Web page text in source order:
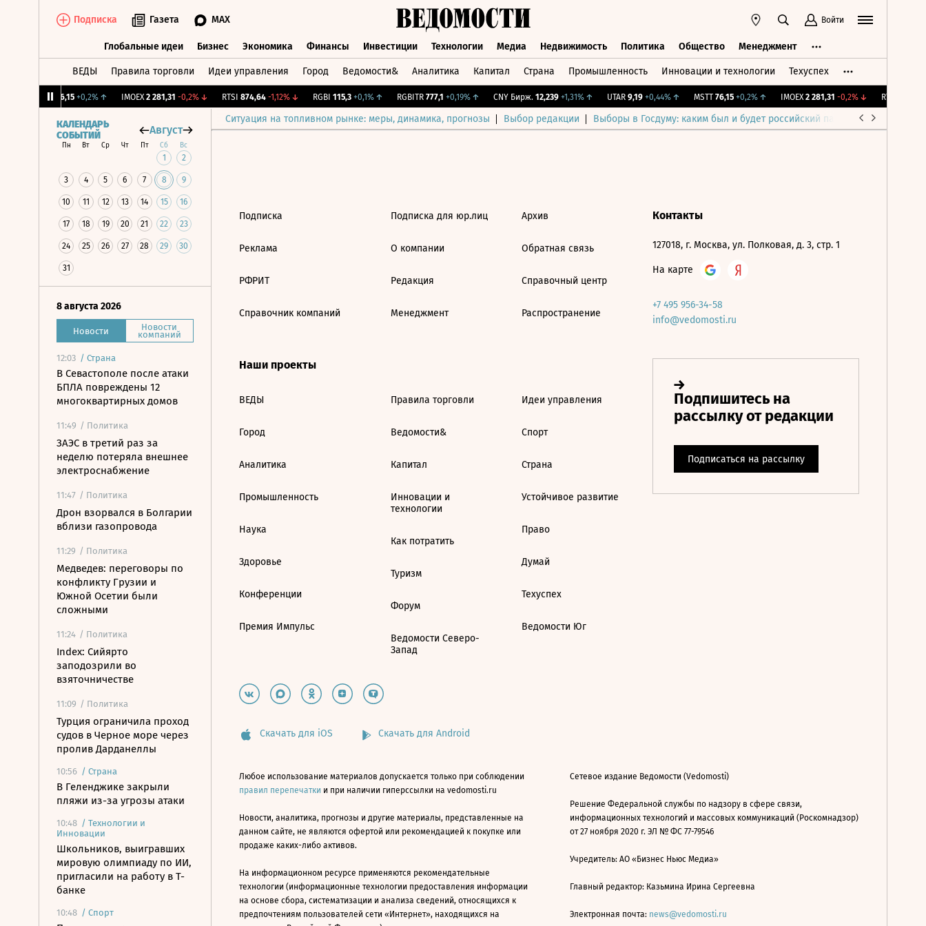
Подписка Газета MAX Войти
Глобальные идеи Бизнес Экономика Финансы Инвестиции Технологии Медиа Недвижимость Политика Общество Менеджмент
ВЕДЫ Правила торговли Идеи управления Город Ведомости& Аналитика Капитал Страна Промышленность Инновации и технологии Техуспех
76,15 +0,2%↑ IMOEX 2 281,31 -0,2%↓ RTSI 874,64 -1,12%↓ RGBI 115,3 +0,1%↑ RGBITR 777,1 +0,19%↑ CNY Бирж. 12,239 +1,31%↑ UTAR 9,19 +0,44%↑ MSTT 76,15 +0,2%↑ IMOEX 2 281,31 -0,2%↓ RTSI
Ситуация на топливном рынке: меры, динамика, прогнозы Выбор редакции Выборы в Госдуму: каким был и будет российский парламент
КАЛЕНДАРЬ
СОБЫТИЙ
Август
Пн Вт Ср Чт Пт Сб Вс
1 2
3 4 5 6 7 8 9
10 11 12 13 14 15 16
17 18 19 20 21 22 23
24 25 26 27 28 29 30
31
8 августа 2026
Новости Новости
компаний
12:03 / Страна
В Севастополе после атаки
БПЛА повреждены 12
многоквартирных домов
11:49 / Политика
ЗАЭС в третий раз за
неделю потеряла внешнее
электроснабжение
11:47 / Политика
Дрон взорвался в Болгарии
вблизи газопровода
11:29 / Политика
Медведев: переговоры по
конфликту Грузии и
Южной Осетии были
сложными
11:24 / Политика
Index: Сийярто
заподозрили во
взяточничестве
11:09 / Политика
Турция ограничила проход
судов в Черное море через
пролив Дарданеллы
10:56 / Страна
В Геленджике закрыли
пляжи из-за угрозы атаки
10:48 / Технологии и
Инновации
Школьников, выигравших
мировую олимпиаду по ИИ,
пригласили на работу в Т-
банке
10:48 / Спорт
Подписка
Реклама
РФРИТ
Справочник компаний
Подписка для юр.лиц
О компании
Редакция
Менеджмент
Архив
Обратная связь
Справочный центр
Распространение
Наши проекты
ВЕДЫ
Город
Аналитика
Промышленность
Наука
Здоровье
Конференции
Премия Импульс
Правила торговли
Ведомости&
Капитал
Инновации и
технологии
Как потратить
Туризм
Форум
Ведомости Северо-
Запад
Идеи управления
Спорт
Страна
Устойчивое развитие
Право
Думай
Техуспех
Ведомости Юг
Контакты
127018, г. Москва, ул. Полковая, д. 3, стр. 1
На карте
+7 495 956-34-58
info@vedomosti.ru
Скачать для iOS Скачать для Android
Любое использование материалов допускается только при соблюдении
правил перепечатки и при наличии гиперссылки на vedomosti.ru
Новости, аналитика, прогнозы и другие материалы, представленные на
данном сайте, не являются офертой или рекомендацией к покупке или
продаже каких-либо активов.
На информационном ресурсе применяются рекомендательные
технологии (информационные технологии предоставления информации
на основе сбора, систематизации и анализа сведений, относящихся к
предпочтениям пользователей сети «Интернет», находящихся на
Сетевое издание Ведомости (Vedomosti)
Решение Федеральной службы по надзору в сфере связи,
информационных технологий и массовых коммуникаций (Роскомнадзор)
от 27 ноября 2020 г. ЭЛ № ФС 77-79546
Учредитель: АО «Бизнес Ньюс Медиа»
Главный редактор: Казьмина Ирина Сергеевна
Электронная почта: news@vedomosti.ru